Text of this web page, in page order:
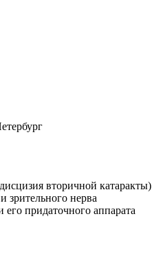
вторичной катаракты)
зрительного нерва
придаточного аппарата